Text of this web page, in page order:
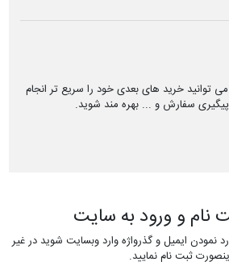
توانید خرید های بعدی خود را سریع تر انجام
پیگیری سفارش و ... بهره مند شوید.
نام و ورود به سایت
نمودن ایمیل و گذرواژه وارد وبسایت شوید در غیر
ثبت نام نمایید.